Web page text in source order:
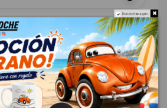
Do not show again.